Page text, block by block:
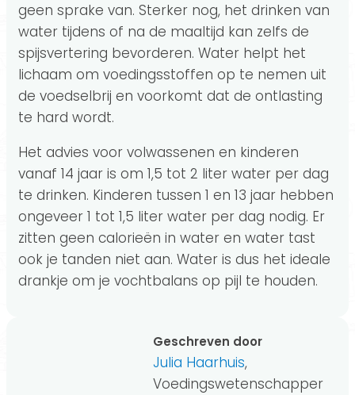
geen sprake van. Sterker nog, het drinken van
water tijdens of na de maaltijd kan zelfs de
spijsvertering bevorderen. Water helpt het
lichaam om voedingsstoffen op te nemen uit
de voedselbrij en voorkomt dat de ontlasting
te hard wordt.
Het advies voor volwassenen en kinderen
vanaf 14 jaar is om 1,5 tot 2 liter water per dag
te drinken. Kinderen tussen 1 en 13 jaar hebben
ongeveer 1 tot 1,5 liter water per dag nodig. Er
zitten geen calorieën in water en water tast
ook je tanden niet aan. Water is dus het ideale
drankje om je vochtbalans op pijl te houden.
Geschreven door
Julia Haarhuis,
Voedingswetenschapper